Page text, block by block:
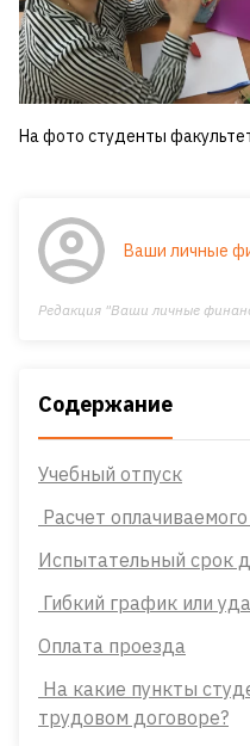
На фото студенты
Ваши личные
Редакция "Ваши личные
Содержание
Учебный отпуск
Расчет
Испытательный срок
Гибкий график или
Оплата проезда
На какие пункты
трудовом договоре?